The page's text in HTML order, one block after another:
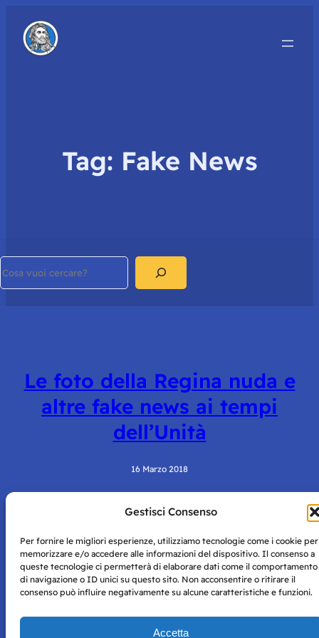
Gestisci Consenso
Per fornire le migliori esperienze, utilizziamo tecnologie come i cookie per
memorizzare e/o accedere alle informazioni del dispositivo. Il consenso a
queste tecnologie ci permetterà di elaborare dati come il comportamento
di navigazione o ID unici su questo sito. Non acconsentire o ritirare il
consenso può influire negativamente su alcune caratteristiche e funzioni.
Accetta
Tag: Fake News
Le foto della Regina nuda e
altre fake news ai tempi
dell’Unità
16 Marzo 2018
Napoli con autorizzazione numero 38 del 25/9/2019.
Tutte le immagini e i contenuti su questo sito sono forniti